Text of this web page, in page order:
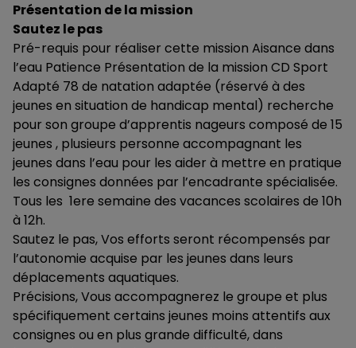
Présentation de la mission
Sautez le pas
Pré-requis pour réaliser cette mission Aisance dans
l’eau Patience Présentation de la mission CD Sport
Adapté 78 de natation adaptée (réservé à des
jeunes en situation de handicap mental) recherche
pour son groupe d’apprentis nageurs composé de 15
jeunes , plusieurs personne accompagnant les
jeunes dans l’eau pour les aider à mettre en pratique
les consignes données par l’encadrante spécialisée.
Tous les 1ere semaine des vacances scolaires de 10h
à 12h.
Sautez le pas, Vos efforts seront récompensés par
l’autonomie acquise par les jeunes dans leurs
déplacements aquatiques.
Précisions, Vous accompagnerez le groupe et plus
spécifiquement certains jeunes moins attentifs aux
consignes ou en plus grande difficulté, dans